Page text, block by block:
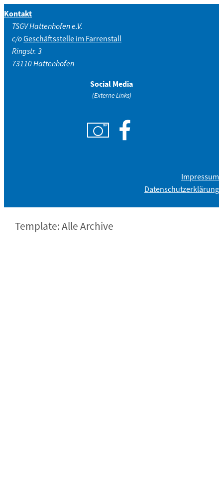
Kontakt
TSGV Hattenhofen e.V.
c/oGeschäftsstelle im Farrenstall
Ringstr. 3
73110 Hattenhofen
Social Media
(Externe Links)
Impressum
Datenschutzerklärung
Template: Alle Archive